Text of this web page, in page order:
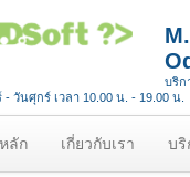
บริก
วันศุกร์ เวลา 10.00 น. - 19.00 น.
ลัก(
เกี่ยวกับเรา บริ